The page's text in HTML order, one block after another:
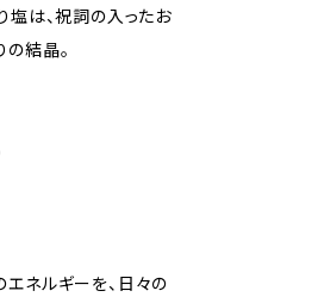
塩は、祝詞の入ったお
結晶。
ネルギーを、日々の